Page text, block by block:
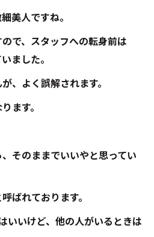
美人ですね。
で、スタッフへの転身前は
ました。
、よく誤解されます。
ます。
そのままでいいやと思ってい
ばれております。
いいけど、他の人がいるときは